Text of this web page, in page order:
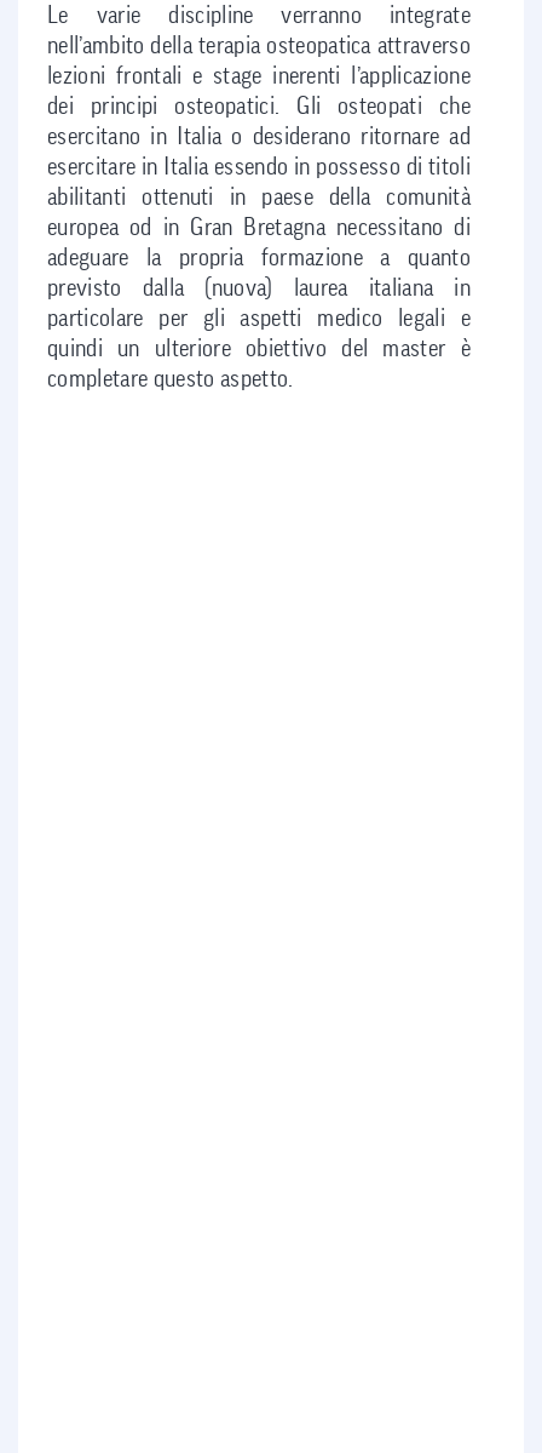
Le varie discipline verranno integrate
nell’ambito della terapia osteopatica attraverso
lezioni frontali e stage inerenti l’applicazione
dei principi osteopatici. Gli osteopati che
esercitano in Italia o desiderano ritornare ad
esercitare in Italia essendo in possesso di titoli
abilitanti ottenuti in paese della comunità
europea od in Gran Bretagna necessitano di
adeguare la propria formazione a quanto
previsto dalla (nuova) laurea italiana in
particolare per gli aspetti medico legali e
quindi un ulteriore obiettivo del master è
completare questo aspetto.